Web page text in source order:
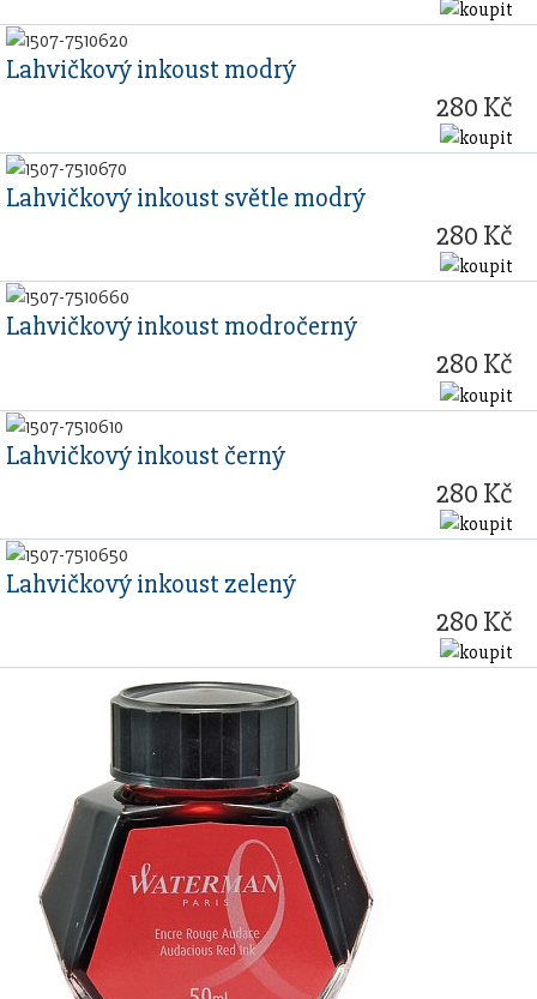
Lahvičkový inkoust modrý
280 Kč
Lahvičkový inkoust světle modrý
280 Kč
Lahvičkový inkoust modročerný
280 Kč
Lahvičkový inkoust černý
280 Kč
Lahvičkový inkoust zelený
280 Kč